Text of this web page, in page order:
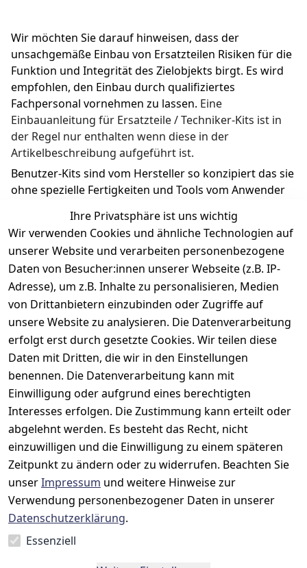
Wir möchten Sie darauf hinweisen, dass der
unsachgemäße Einbau von Ersatzteilen Risiken für die
Funktion und Integrität des Zielobjekts birgt. Es wird
empfohlen, den Einbau durch qualifiziertes
Fachpersonal vornehmen zu lassen. Eine
Einbauanleitung für Ersatzteile / Techniker-Kits ist in
der Regel nur enthalten wenn diese in der
Artikelbeschreibung aufgeführt ist.
Benutzer-Kits sind vom Hersteller so konzipiert das sie
ohne spezielle Fertigkeiten und Tools vom Anwender
Ihre Privatsphäre ist uns wichtig
Wir verwenden Cookies und ähnliche Technologien auf
unserer Website und verarbeiten personenbezogene
Daten von Besucher:innen unserer Webseite (z.B. IP-
Adresse), um z.B. Inhalte zu personalisieren, Medien
von Drittanbietern einzubinden oder Zugriffe auf
unsere Website zu analysieren. Die Datenverarbeitung
erfolgt erst durch gesetzte Cookies. Wir teilen diese
Daten mit Dritten, die wir in den Einstellungen
benennen. Die Datenverarbeitung kann mit
Einwilligung oder aufgrund eines berechtigten
Interesses erfolgen. Die Zustimmung kann erteilt oder
abgelehnt werden. Es besteht das Recht, nicht
einzuwilligen und die Einwilligung zu einem späteren
Zeitpunkt zu ändern oder zu widerrufen. Beachten Sie
unserImpressum und weitere Hinweise zur
Verwendung personenbezogener Daten in unserer
Datenschutzerklärung.
Essenziell
Rechtliches
AGB
Datenschutze
Barrierefreihe
itserklärung
Widerrufsbele
hrung
Retoureninfo
Vertrag
widerrufen
Kontakt
Prilux Print
Solutions
Wilhem-
Leuschner-Str.
19
D-63322
Rödermark
Tel.: 06074
Email:
info@prilux-
Support
Hersteller
Druckqualität
Wartungskit
Roller-
Diagramm
Ersatzteile
aus eigenen
Lagerbestand
Zahlung
und
Versand
Versandpausc
hale 5,95